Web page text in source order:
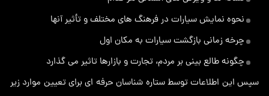
نحوه نمایش سیارات در فرهنگ های مختلف و تأثیر آنها
چرخه زمانی بازگشت سیارات به مکان اول
چگونه طالع بینی بر مردم، تجارت و بازارها تاثیر می گذارد
سپس این اطلاعات توسط ستاره شناسان حرفه ای برای تعیین موارد زیر